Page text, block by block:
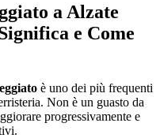
a Alzate
e Come
è uno dei più frequenti
Non è un guasto da
progressivamente e